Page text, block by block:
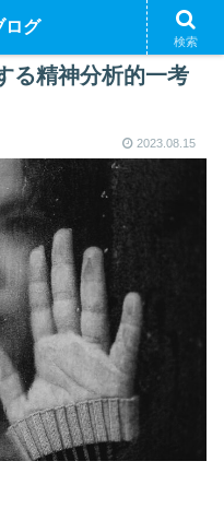
る精神分析的一考
2023.08.15
ログ
検索